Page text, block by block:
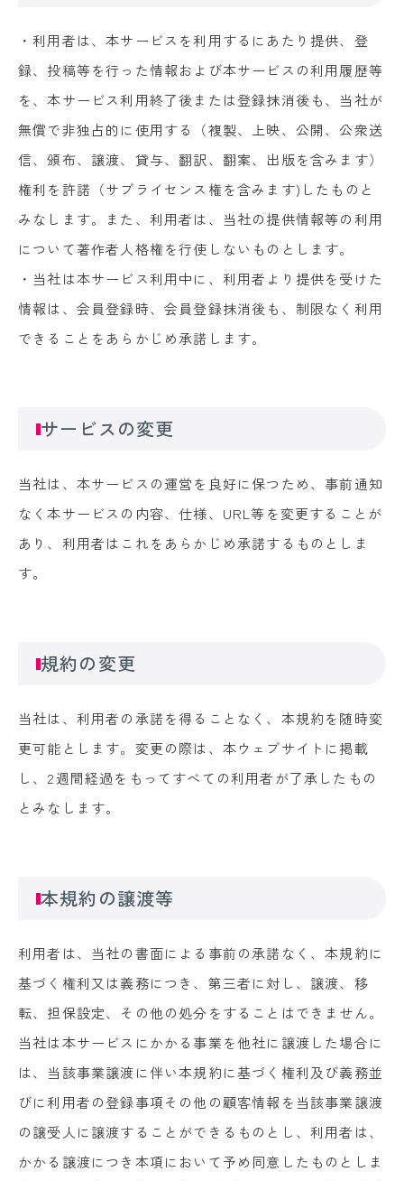
・利用者は、本サービスを利用するにあたり提供、登
録、投稿等を行った情報および本サービスの利用履歴等
を、本サービス利用終了後または登録抹消後も、当社が
無償で非独占的に使用する（複製、上映、公開、公衆送
信、頒布、譲渡、貸与、翻訳、翻案、出版を含みます）
権利を許諾（サブライセンス権を含みます)したものと
みなします。また、利用者は、当社の提供情報等の利用
について著作者人格権を行使しないものとします。
・当社は本サービス利用中に、利用者より提供を受けた
情報は、会員登録時、会員登録抹消後も、制限なく利用
できることをあらかじめ承諾します。
サービスの変更
当社は、本サービスの運営を良好に保つため、事前通知
なく本サービスの内容、仕様、URL等を変更することが
あり、利用者はこれをあらかじめ承諾するものとしま
す。
規約の変更
当社は、利用者の承諾を得ることなく、本規約を随時変
更可能とします。変更の際は、本ウェブサイトに掲載
し、2週間経過をもってすべての利用者が了承したもの
とみなします。
本規約の譲渡等
利用者は、当社の書面による事前の承諾なく、本規約に
基づく権利又は義務につき、第三者に対し、譲渡、移
転、担保設定、その他の処分をすることはできません。
当社は本サービスにかかる事業を他社に譲渡した場合に
は、当該事業譲渡に伴い本規約に基づく権利及び義務並
びに利用者の登録事項その他の顧客情報を当該事業譲渡
の譲受人に譲渡することができるものとし、利用者は、
かかる譲渡につき本項において予め同意したものとしま